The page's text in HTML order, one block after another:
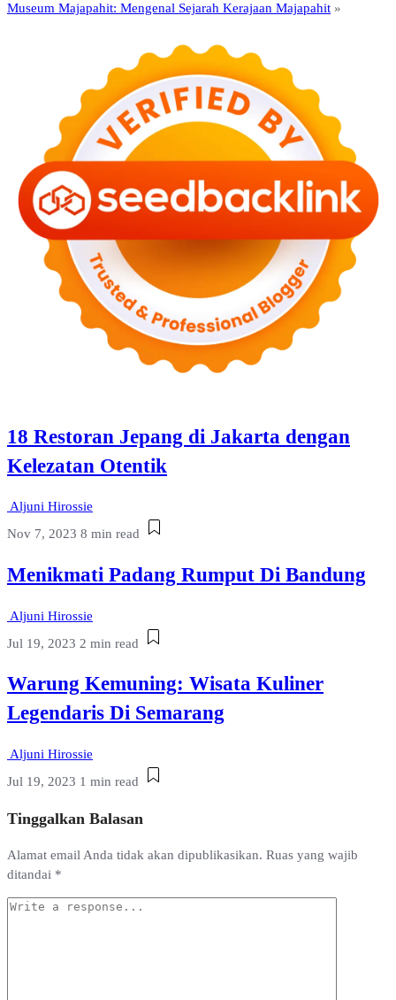
Museum Majapahit: Mengenal Sejarah Kerajaan Majapahit »
18 Restoran Jepang di Jakarta dengan
Kelezatan Otentik
Aljuni Hirossie
Nov 7, 2023 8 min read
Menikmati Padang Rumput Di Bandung
Aljuni Hirossie
Jul 19, 2023 2 min read
Warung Kemuning: Wisata Kuliner
Legendaris Di Semarang
Aljuni Hirossie
Jul 19, 2023 1 min read
Tinggalkan Balasan
Alamat email Anda tidak akan dipublikasikan. Ruas yang wajib
ditandai *